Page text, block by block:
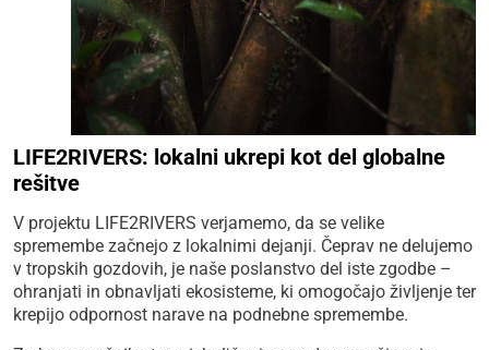
LIFE2RIVERS: lokalni ukrepi kot del globalne
rešitve
V projektu LIFE2RIVERS verjamemo, da se velike
spremembe začnejo z lokalnimi dejanji. Čeprav ne delujemo
v tropskih gozdovih, je naše poslanstvo del iste zgodbe –
ohranjati in obnavljati ekosisteme, ki omogočajo življenje ter
krepijo odpornost narave na podnebne spremembe.